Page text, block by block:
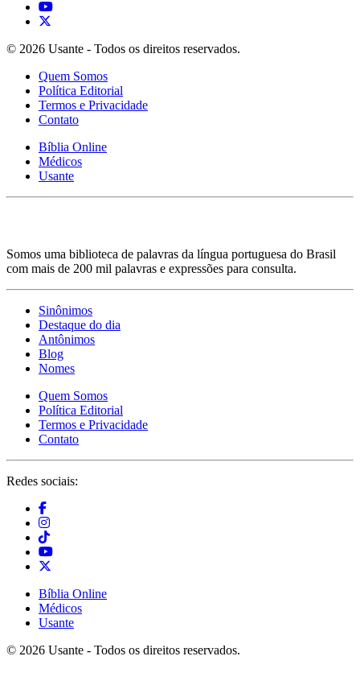
© 2026 Usante - Todos os direitos reservados.
Quem Somos
Política Editorial
Termos e Privacidade
Contato
Bíblia Online
Médicos
Usante
Somos uma biblioteca de palavras da língua portuguesa do Brasil
com mais de 200 mil palavras e expressões para consulta.
Sinônimos
Destaque do dia
Antônimos
Blog
Nomes
Quem Somos
Política Editorial
Termos e Privacidade
Contato
Redes sociais:
Bíblia Online
Médicos
Usante
© 2026 Usante - Todos os direitos reservados.